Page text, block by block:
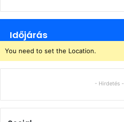
Időjárás
You need to set the Location.
- Hirdetés -